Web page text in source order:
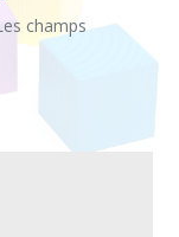
champs